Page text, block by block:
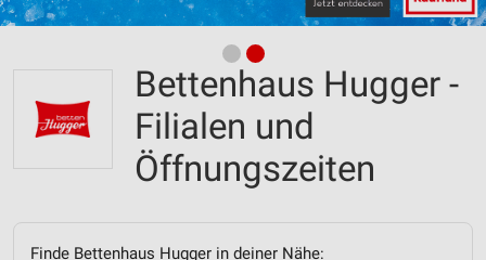
Bettenhaus Hugger -
Filialen und
Öffnungszeiten
Finde Bettenhaus Hugger in deiner Nähe: